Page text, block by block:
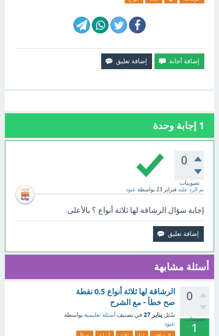
1 إجابة وحدة
0
تصويتات
تم الرد عليه فبراير 23 بواسطة عبود
إجابة سؤال الرشاقة لها ثلاثة أنواع ؟ بالأعلى.
أسئلة مشابهة
0
تصويتات
1
الرشاقة لها ثلاثة أنواع 0.5 نقطة
صح خطأ - مع الشرح
سُئل يناير 27 في تصنيف أسئلة تعليمية بواسطة
عبود